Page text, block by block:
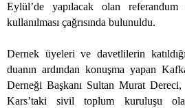
Eylül’de yapılacak olan referandum
kullanılması çağrısında bulunuldu.
Dernek üyeleri ve davetlilerin
duanın ardından konuşma yapan
Derneği Başkanı Sultan Murat
Kars’taki sivil toplum kuruluşu